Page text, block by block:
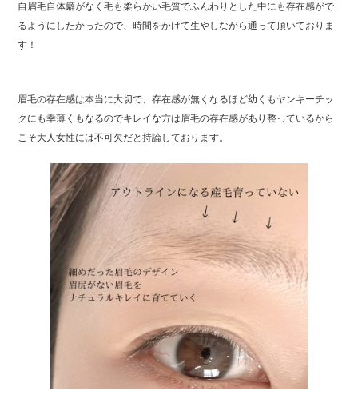
自眉毛自体癖がなく毛も柔らかい毛質でふんわりとした中にも存在感がで
るようにしたかったので、時間をかけて生やしながら通って頂いておりま
す！
眉毛の存在感は本当に大切で、存在感が無くなるほど幼くもヤンキーチッ
クにも幸薄くもなるのでキレイな方は眉毛の存在感があり整っているから
こそ大人女性には不可欠だと持論しております。